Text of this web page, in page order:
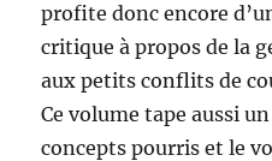
profite donc encore
critique à propos de la
aux petits conflits de
Ce volume tape aussi
concepts pourris et le